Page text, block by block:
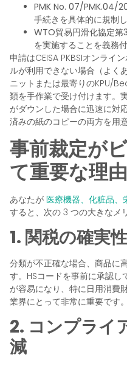
PMK No. 07/PMK.04/
手続きを具体的に規制し
WTO貿易円滑化協定第
を実施することを義務付
申請はCEISA PKBSIオンライ
ルが利用できない場合（よく
ニットまたは最寄りのKPU/
類を手作業で受け付けます。
がダウンした場合に迅速に対
済みの紙のコピーの両方を用
事前裁定が
て重要な理由
あなたが 医療機器、化粧品、
すると、次の 3 つの大きなメ
1. 関税の確実性
分類が不正確な場合、商品に
す。HSコードを事前に承認
が容易になり、特に日用消費
業界にとって非常に重要です。
2. コンプライ
減